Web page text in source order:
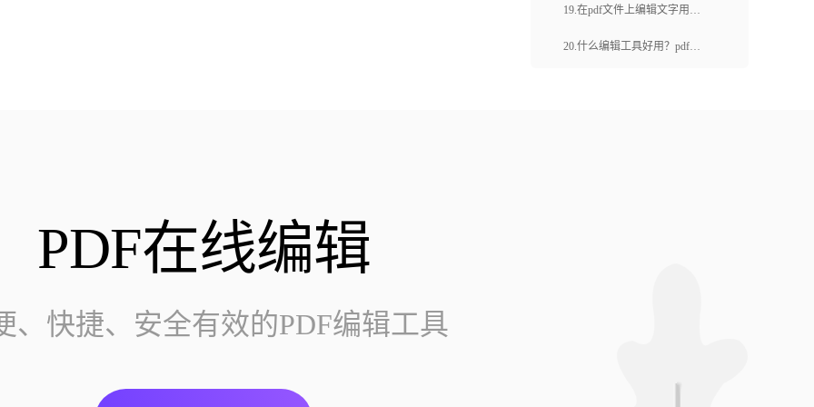
页面边距如何调整？
19.在pdf文件上编辑文字用什
么工具？pdf中如何编辑文字？
20.什么编辑工具好用？pdf转
PDF在线编辑
、快捷、安全有效的PDF编辑工具